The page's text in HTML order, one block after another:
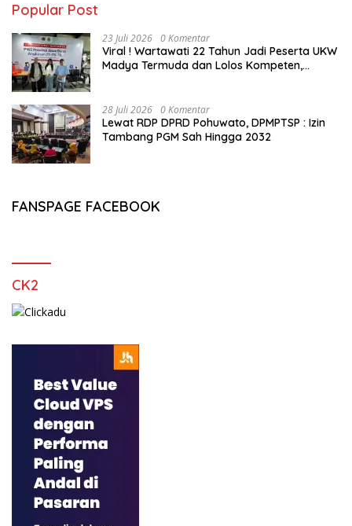
Popular Post
23 Juli 2026 0 Komentar
Viral ! Wartawati 22 Tahun Jadi Peserta UKW
Madya Termuda dan Lolos Kompeten,
28 Juli 2026 0 Komentar
Lewat RDP DPRD Pohuwato, DPMPTSP : Izin
Tambang PGM Sah Hingga 2032
FANSPAGE FACEBOOK
CK2